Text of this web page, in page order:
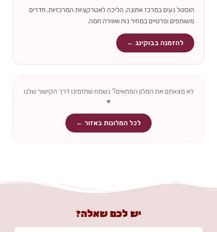
הוסטל נעים במרכז אתונה, הליכה לאטרקציות המרכזיות. חדרים
משותפים ופרטיים במחיר נוח ואווירה חמה.
להזמנה בבוקינג ←
לא מצאתם את המלון המתאים? נשמח שתזמינו דרך הקישור שלנו
♥️
לכל המלונות באזור ←
יש לכם שאלה?